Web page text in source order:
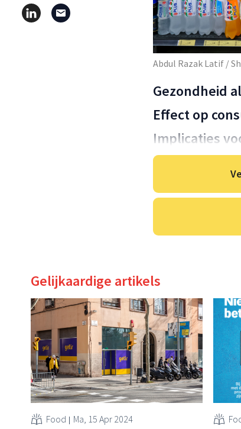
Abdul Razak Latif /
Gezondheid
Effect op
Implicaties
Gelijkaardige artikels
Food Ma, 15 Apr 2024